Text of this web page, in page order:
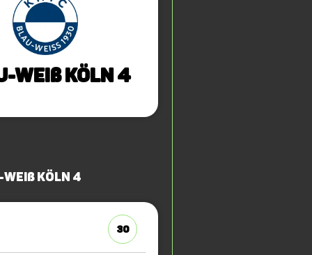
Weiß Köln 4
Köln 4
30